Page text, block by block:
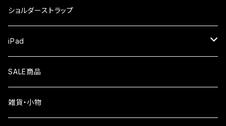
ガラスフィルム
Xiaomi
ガラスフィルム
iPhone16
iPhone15
ショルダーストラップ
iPad
液晶フィルム
SALE商品
雑貨・小物